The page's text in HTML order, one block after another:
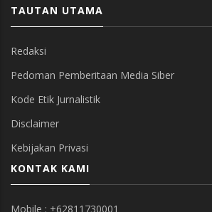
TAUTAN UTAMA
Redaksi
Pedoman Pemberitaan Media Siber
Kode Etik Jurnalistik
Disclaimer
Kebijakan Privasi
KONTAK KAMI
Mobile : +62811730001